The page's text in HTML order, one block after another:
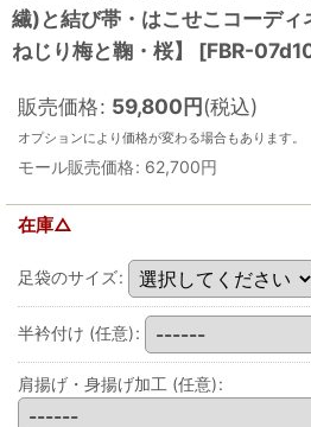
繊)と結び帯・はこせこコーディ
ねじり梅と鞠・桜】
[FBR-
販売価格: 59,800円(税込)
オプションにより価格が変わる場合もあります。
モール販売価格: 62,700円
在庫△
足袋のサイズ:
半衿付け (任意):
肩揚げ・身揚げ加工 (任意):